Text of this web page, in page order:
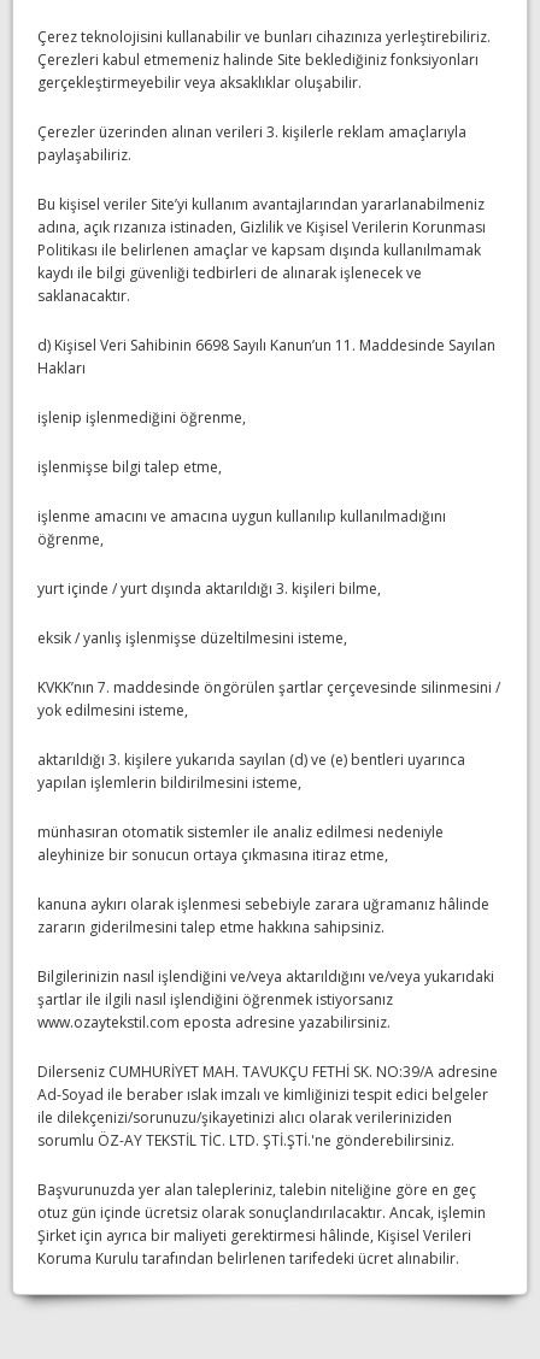
Çerez teknolojisini kullanabilir ve bunları cihazınıza yerleştirebiliriz.
Çerezleri kabul etmemeniz halinde Site beklediğiniz fonksiyonları
gerçekleştirmeyebilir veya aksaklıklar oluşabilir.
Çerezler üzerinden alınan verileri 3. kişilerle reklam amaçlarıyla
paylaşabiliriz.
Bu kişisel veriler Site’yi kullanım avantajlarından yararlanabilmeniz
adına, açık rızanıza istinaden, Gizlilik ve Kişisel Verilerin Korunması
Politikası ile belirlenen amaçlar ve kapsam dışında kullanılmamak
kaydı ile bilgi güvenliği tedbirleri de alınarak işlenecek ve
saklanacaktır.
d) Kişisel Veri Sahibinin 6698 Sayılı Kanun’un 11. Maddesinde Sayılan
Hakları
işlenip işlenmediğini öğrenme,
işlenmişse bilgi talep etme,
işlenme amacını ve amacına uygun kullanılıp kullanılmadığını
öğrenme,
yurt içinde / yurt dışında aktarıldığı 3. kişileri bilme,
eksik / yanlış işlenmişse düzeltilmesini isteme,
KVKK’nın 7. maddesinde öngörülen şartlar çerçevesinde silinmesini /
yok edilmesini isteme,
aktarıldığı 3. kişilere yukarıda sayılan (d) ve (e) bentleri uyarınca
yapılan işlemlerin bildirilmesini isteme,
münhasıran otomatik sistemler ile analiz edilmesi nedeniyle
aleyhinize bir sonucun ortaya çıkmasına itiraz etme,
kanuna aykırı olarak işlenmesi sebebiyle zarara uğramanız hâlinde
zararın giderilmesini talep etme hakkına sahipsiniz.
Bilgilerinizin nasıl işlendiğini ve/veya aktarıldığını ve/veya yukarıdaki
şartlar ile ilgili nasıl işlendiğini öğrenmek istiyorsanız
www.ozaytekstil.com eposta adresine yazabilirsiniz.
Dilerseniz CUMHURİYET MAH. TAVUKÇU FETHİ SK. NO:39/A adresine
Ad-Soyad ile beraber ıslak imzalı ve kimliğinizi tespit edici belgeler
ile dilekçenizi/sorunuzu/şikayetinizi alıcı olarak verileriniziden
sorumlu ÖZ-AY TEKSTİL TİC. LTD. ŞTİ.ŞTİ.'ne gönderebilirsiniz.
Başvurunuzda yer alan talepleriniz, talebin niteliğine göre en geç
otuz gün içinde ücretsiz olarak sonuçlandırılacaktır. Ancak, işlemin
Şirket için ayrıca bir maliyeti gerektirmesi hâlinde, Kişisel Verileri
Koruma Kurulu tarafından belirlenen tarifedeki ücret alınabilir.